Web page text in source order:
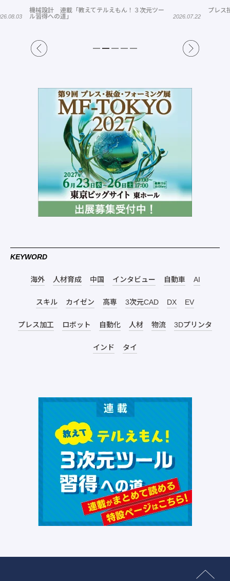
機械設計 連載「教えてテルえもん！３次元ツー
ル習得への道」
2026.07.22
プレス
KEYWORD
海外 人材育成 中国 インタビュー 自動車 AI
スキル カイゼン 高専 3次元CAD DX EV
プレス加工 ロボット 自動化 人材 物流 3Dプリンタ
インド タイ